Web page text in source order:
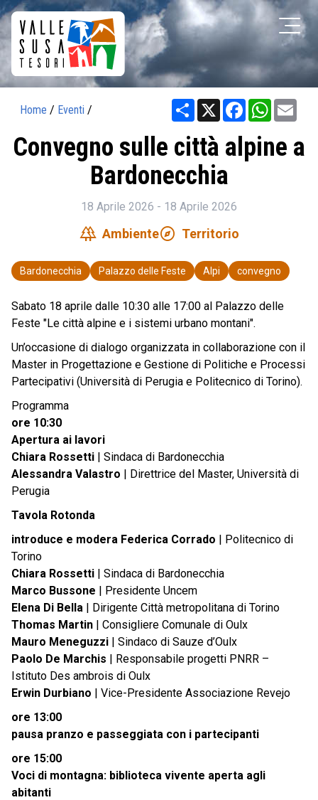
Home / Eventi / Share X Facebook
Convegno sulle città alpine a
Bardonecchia
18 Aprile 2026 - 18 Aprile 2026
forest Ambienteexplore Territorio
Bardonecchia Palazzo delle Feste Alpi convegno
Sabato 18 aprile dalle 10:30 alle 17:00 al Palazzo delle
Feste "Le città alpine e i sistemi urbano montani".
Un’occasione di dialogo organizzata in collaborazione con il
Master in Progettazione e Gestione di Politiche e Processi
Partecipativi (Università di Perugia e Politecnico di Torino).
Programma
ore 10:30
Apertura ai lavori
Chiara Rossetti | Sindaca di Bardonecchia
Alessandra Valastro | Direttrice del Master, Università di
Perugia
Tavola Rotonda
introduce e modera Federica Corrado | Politecnico di
Torino
Chiara Rossetti | Sindaca di Bardonecchia
Marco Bussone | Presidente Uncem
Elena Di Bella | Dirigente Città metropolitana di Torino
Thomas Martin | Consigliere Comunale di Oulx
Mauro Meneguzzi | Sindaco di Sauze d’Oulx
Paolo De Marchis | Responsabile progetti PNRR –
Istituto Des ambrois di Oulx
Erwin Durbiano | Vice-Presidente Associazione Revejo
ore 13:00
pausa pranzo e passeggiata con i partecipanti
ore 15:00
Voci di montagna: biblioteca vivente aperta agli
abitanti